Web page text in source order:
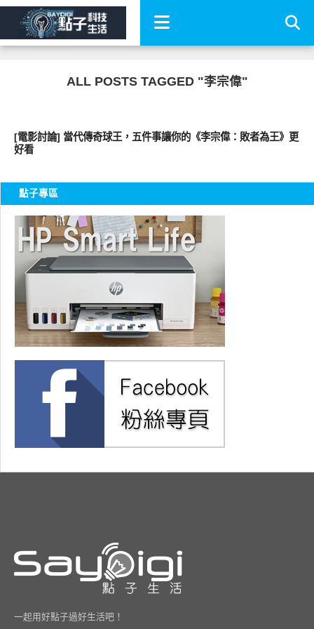
ALL POSTS TAGGED "李宗偉"
[電影討論] 當代傳奇球王，五件事讓你的《李宗偉：敗者為王》更
好看
點子專區
一起用好點子過好生活吧！